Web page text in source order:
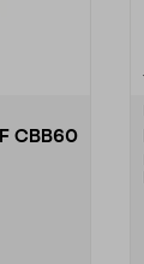
CBB60